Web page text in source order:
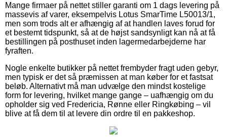
Mange firmaer på nettet stiller garanti om 1 dags levering på
massevis af varer, eksempelvis Lotus SmarTime L50013/1,
men som trods alt er afhængig af at handlen laves forud for
et bestemt tidspunkt, så at de højst sandsynligt kan nå at få
bestillingen på posthuset inden lagermedarbejderne har
fyraften.
Nogle enkelte butikker på nettet frembyder fragt uden gebyr,
men typisk er det så præmissen at man køber for et fastsat
beløb. Alternativt må man udvælge den mindst kostelige
form for levering, hvilket mange gange – uafhængig om du
opholder sig ved Fredericia, Rønne eller Ringkøbing – vil
blive at få dem til at levere din ordre til en pakkeshop.